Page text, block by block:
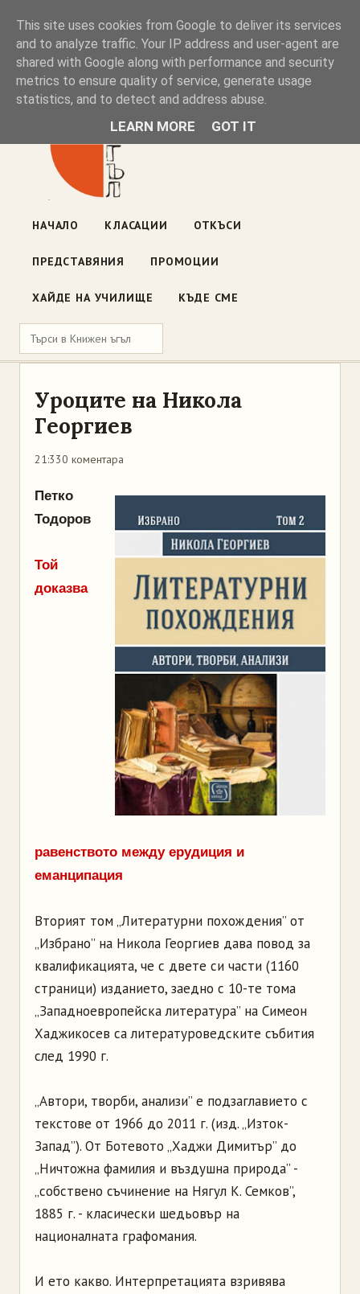
Книжен ъгъл
Блог на книжарницата — класации, откъси, нови книги
ул. „Оборище" 117, София· пон–пет 10:00–19:00 ·
НАЧАЛО КЛАСАЦИИ ОТКЪСИ
ПРЕДСТАВЯНИЯ ПРОМОЦИИ
ХАЙДЕ НА УЧИЛИЩЕ КЪДЕ СМЕ
Уроците на Никола
Георгиев
21:330 коментара
Петко
Тодоров
Той
доказва
равенството между ерудиция и
еманципация
Вторият том „Литературни похождения” от
„Избрано” на Никола Георгиев дава повод за
квалификацията, че с двете си части (1160
страници) изданието, заедно с 10-те тома
„Западноевропейска литература” на Симеон
Хаджикосев са литературоведските събития
след 1990 г.
„Автори, творби, анализи” е подзаглавието с
текстове от 1966 до 2011 г. (изд. „Изток-
Запад”). От Ботевото „Хаджи Димитър” до
„Ничтожна фамилия и въздушна природа” -
„собствено съчинение на Нягул К. Семков”,
1885 г. - класически шедьовър на
националната графомания.
И ето какво. Интерпретацията взривява
This site uses cookies from Google to deliver its services
and to analyze traffic. Your IP address and user-agent are
shared with Google along with performance and security
metrics to ensure quality of service, generate usage
statistics, and to detect and address abuse.
LEARN MORE GOT IT